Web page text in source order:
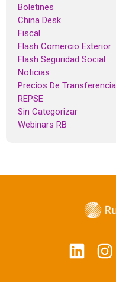
Boletines
China Desk
Fiscal
Flash Comercio Exterior
Flash Seguridad Social
Noticias
Precios De Transferencia
REPSE
Sin Categorizar
Webinars RB